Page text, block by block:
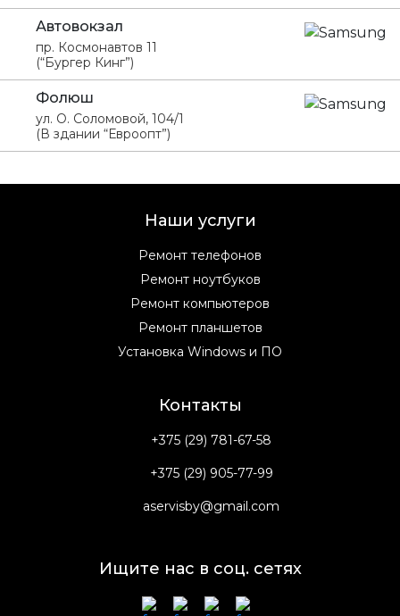
Автовокзал
пр. Космонавтов 11
(“Бургер Кинг”)
Фолюш
ул. О. Соломовой, 104/1
(В здании “Евроопт”)
Наши услуги
Ремонт телефонов
Ремонт ноутбуков
Ремонт компьютеров
Ремонт планшетов
Установка Windows и ПО
Контакты
+375 (29) 781-67-58
+375 (29) 905-77-99
aservisby@gmail.com
Ищите нас в соц. сетях